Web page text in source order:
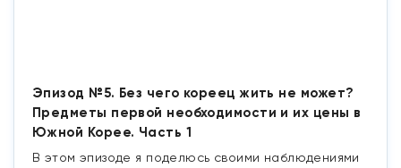
Эпизод №5. Без чего кореец жить не может?
Предметы первой необходимости и их цены в
Южной Корее. Часть 1
В этом эпизоде я поделюсь своими наблюдениями